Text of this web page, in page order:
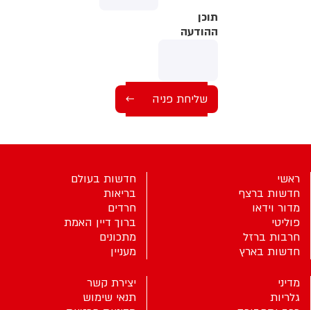
תוכן
ההודעה
ראשי
חדשות ברצף
מדור וידאו
פוליטי
חרבות ברזל
חדשות בארץ
חדשות בעולם
בריאות
חרדים
ברוך דיין האמת
מתכונים
מעניין
מדיני
גלריות
יצירת קשר
תנאי שימוש